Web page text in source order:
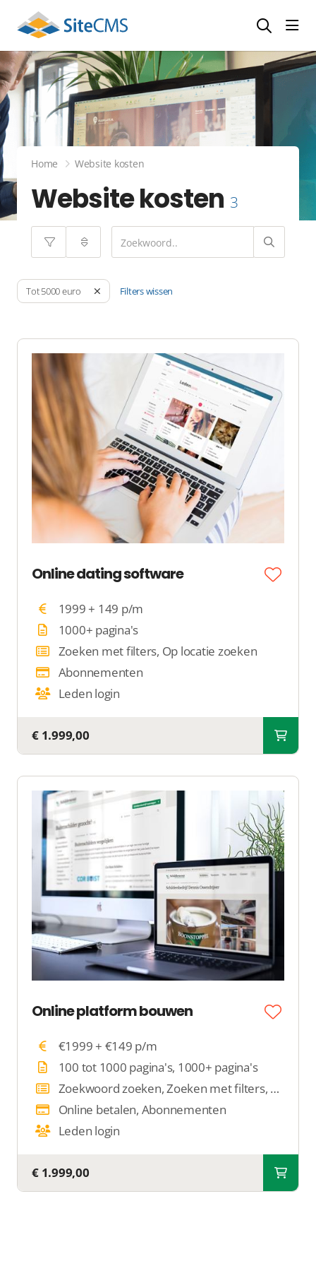
Home Website kosten
Website kosten 3
Tot 5000 euro Filters wissen
Online dating software
1999 + 149 p/m
1000+ pagina's
Zoeken met filters, Op locatie zoeken
Abonnementen
Leden login
€ 1.999,00
Online platform bouwen
€1999 + €149 p/m
100 tot 1000 pagina's, 1000+ pagina's
Zoekwoord zoeken, Zoeken met filters, Op locatie zoeken
Online betalen, Abonnementen
Leden login
€ 1.999,00